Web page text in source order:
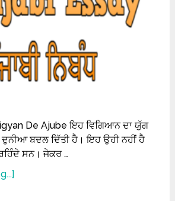
De Ajube ਇਹ ਵਿਗਿਆਨ ਦਾ ਯੁੱਗ
ਬਦਲ ਦਿੱਤੀ ਹੈ। ਇਹ ਉਹੀ ਨਹੀਂ ਹੈ
ਸਨ। ਜੇਕਰ …